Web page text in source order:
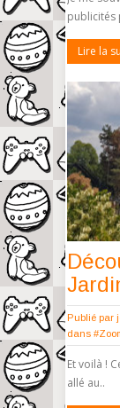
publicités
Lire la
Publié par
dans
Et voilà !
allé au..